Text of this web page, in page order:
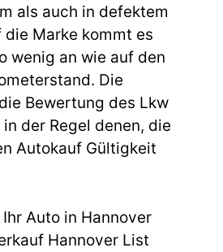
als auch in defektem
die Marke kommt es
wenig an wie auf den
Die
Bewertung des Lkw
der Regel denen, die
Autokauf Gültigkeit
Auto in Hannover
Hannover List